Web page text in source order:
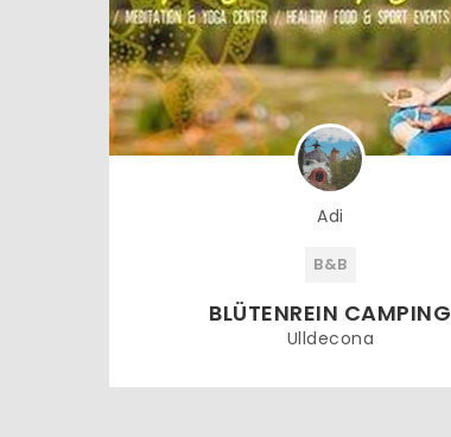
Adi
B&B
BLÜTENREIN CAMPING
Ulldecona